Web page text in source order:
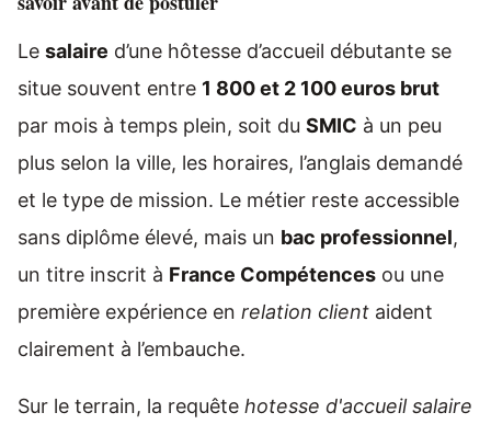
Le salaire d’une hôtesse d’accueil débutante se
situe souvent entre 1 800 et 2 100 euros brut
par mois à temps plein, soit du SMIC à un peu
plus selon la ville, les horaires, l’anglais demandé
et le type de mission. Le métier reste accessible
sans diplôme élevé, mais un bac professionnel,
un titre inscrit à France Compétences ou une
première expérience en relation client aident
clairement à l’embauche.
Sur le terrain, la requête hotesse d'accueil salaire